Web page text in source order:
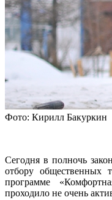
Фото: Кирилл Бакуркин
Сегодня в полночь
отбору общественных
программе
проходило не очень